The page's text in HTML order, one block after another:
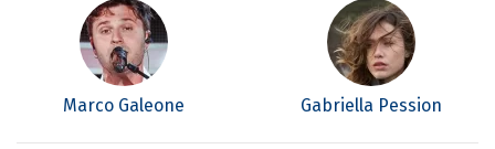
Marco Galeone Gabriella Pession